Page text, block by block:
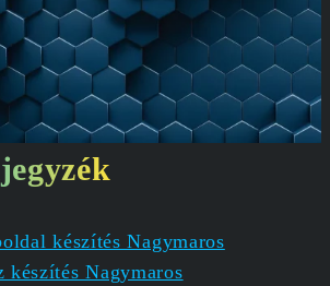
készítés Nagymaros
készítés Nagymaros